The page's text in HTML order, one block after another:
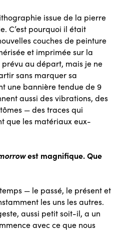
issue de la pierre
C’est pourquoi il était
couches de peinture
et imprimée sur la
prévu au départ, mais je ne
sans marquer sa
une bannière tendue de 9
aussi des vibrations, des
— des traces qui
que les matériaux eux-
est magnifique. Que
— le passé, le présent et
les uns les autres.
aussi petit soit-il, a un
avec ce que nous